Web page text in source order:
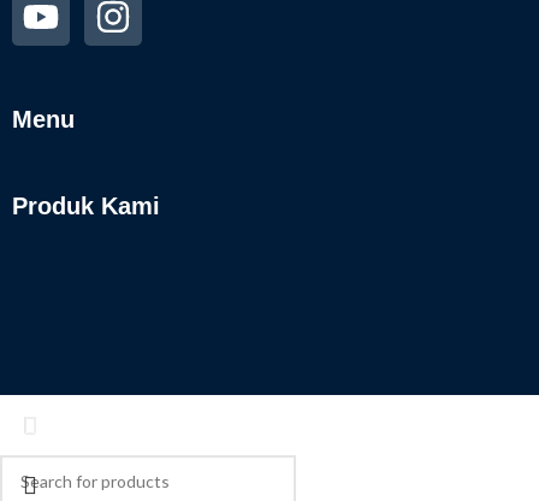
Menu
Produk Kami